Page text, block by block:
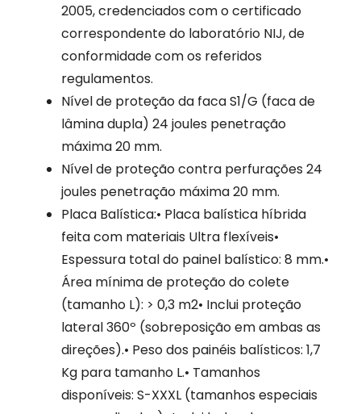
2005, credenciados com o certificado
correspondente do laboratório NIJ, de
conformidade com os referidos
regulamentos.
Nível de proteção da faca S1/G (faca de
lâmina dupla) 24 joules penetração
máxima 20 mm.
Nível de proteção contra perfurações 24
joules penetração máxima 20 mm.
Placa Balística:• Placa balística híbrida
feita com materiais Ultra flexíveis•
Espessura total do painel balístico: 8 mm.•
Área mínima de proteção do colete
(tamanho L): > 0,3 m2• Inclui proteção
lateral 360º (sobreposição em ambas as
direções).• Peso dos painéis balísticos: 1,7
Kg para tamanho L.• Tamanhos
disponíveis: S-XXXL (tamanhos especiais